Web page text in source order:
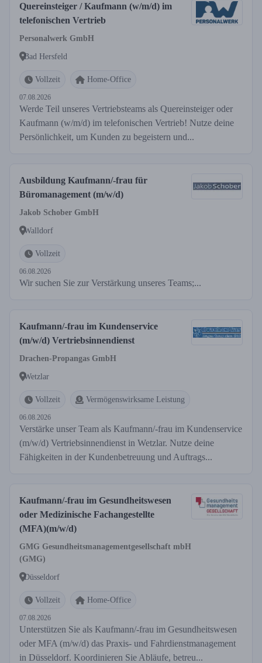
Quereinsteiger / Kaufmann (w/m/d) im
telefonischen Vertrieb
Personalwerk GmbH
Bad Hersfeld
Vollzeit Home-Office
07.08.2026
Werde Teil unseres Vertriebsteams als Quereinsteiger oder
Kaufmann (w/m/d) im telefonischen Vertrieb! Nutze deine
Persönlichkeit, um Kunden zu begeistern und...
Ausbildung Kaufmann/-frau für
Büromanagement (m/w/d)
Jakob Schober GmbH
Walldorf
Vollzeit
06.08.2026
Wir suchen Sie zur Verstärkung unseres Teams;...
Kaufmann/-frau im Kundenservice
(m/w/d) Vertriebsinnendienst
Drachen-Propangas GmbH
Wetzlar
Vollzeit Vermögenswirksame Leistung
06.08.2026
Verstärke unser Team als Kaufmann/-frau im Kundenservice
(m/w/d) Vertriebsinnendienst in Wetzlar. Nutze deine
Fähigkeiten in der Kundenbetreuung und Auftrags...
Kaufmann/-frau im Gesundheitswesen
oder Medizinische Fachangestellte
(MFA)(m/w/d)
GMG Gesundheitsmanagementgesellschaft mbH
(GMG)
Düsseldorf
Vollzeit Home-Office
07.08.2026
Unterstützen Sie als Kaufmann/-frau im Gesundheitswesen
oder MFA (m/w/d) das Praxis- und Fahrdienstmanagement
in Düsseldorf. Koordinieren Sie Abläufe, betreu...